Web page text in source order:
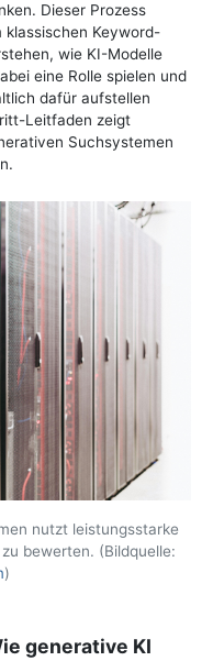
Dieser Prozess
Keyword-
wie KI-Modelle
eine Rolle spielen und
dafür aufstellen
Leitfaden zeigt
Suchsystemen
nutzt leistungsstarke
bewerten. (Bildquelle:
)
generative KI